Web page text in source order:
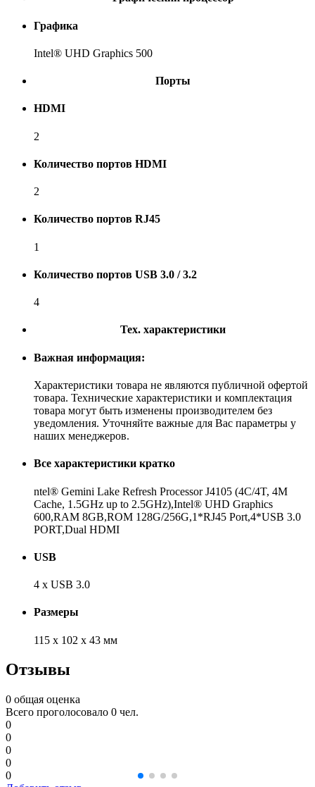
Графика
Intel® UHD Graphics 500
Порты
HDMI
2
Количество портов HDMI
2
Количество портов RJ45
1
Количество портов USB 3.0 / 3.2
4
Тех. характеристики
Важная информация:
Характеристики товара не являются публичной офертой
товара. Технические характеристики и комплектация
товара могут быть изменены производителем без
уведомления. Уточняйте важные для Вас параметры у
наших менеджеров.
Все характеристики кратко
ntel® Gemini Lake Refresh Processor J4105 (4C/4T, 4M
Cache, 1.5GHz up to 2.5GHz),Intel® UHD Graphics
600,RAM 8GB,ROM 128G/256G,1*RJ45 Port,4*USB 3.0
PORT,Dual HDMI
USB
4 x USB 3.0
Размеры
115 x 102 x 43 мм
Отзывы
0 общая оценка
Всего проголосовало 0 чел.
0
0
0
0
0